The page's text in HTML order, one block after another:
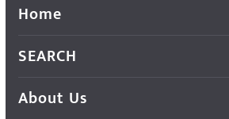
Home
SEARCH
About Us